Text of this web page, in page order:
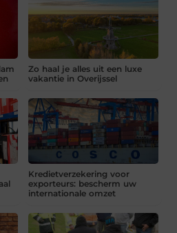
Zo haal je alles uit een luxe
vakantie in Overijssel
Kredietverzekering voor
exporteurs: bescherm uw
internationale omzet